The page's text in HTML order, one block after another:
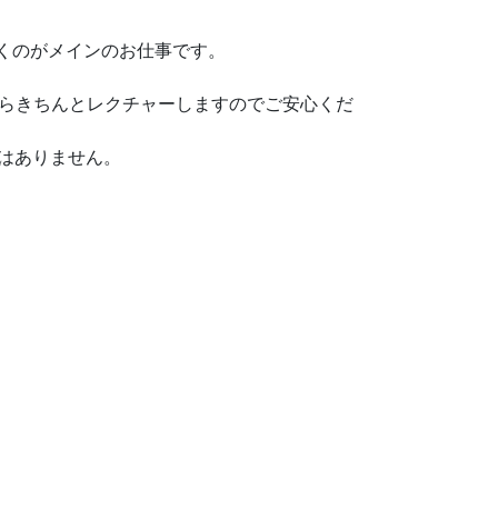
がメインのお仕事です。
きちんとレクチャーしますのでご安心くだ
りません。